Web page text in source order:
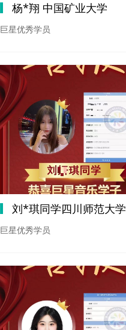
杨*翔 中国矿业大学
巨星优秀学员
刘*琪同学四川师范大学
巨星优秀学员